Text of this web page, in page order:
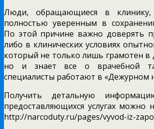
Люди, обращающиеся в
полностью уверенным в
По этой причине важно доверять
либо в клинических условиях
который не только лишь грамотен в
но и знает все о врачебной
специалисты работают в «Дежурном
Получить детальную
предоставляющихся услугах можно
http://narcoduty.ru/pages/vyvod-iz-